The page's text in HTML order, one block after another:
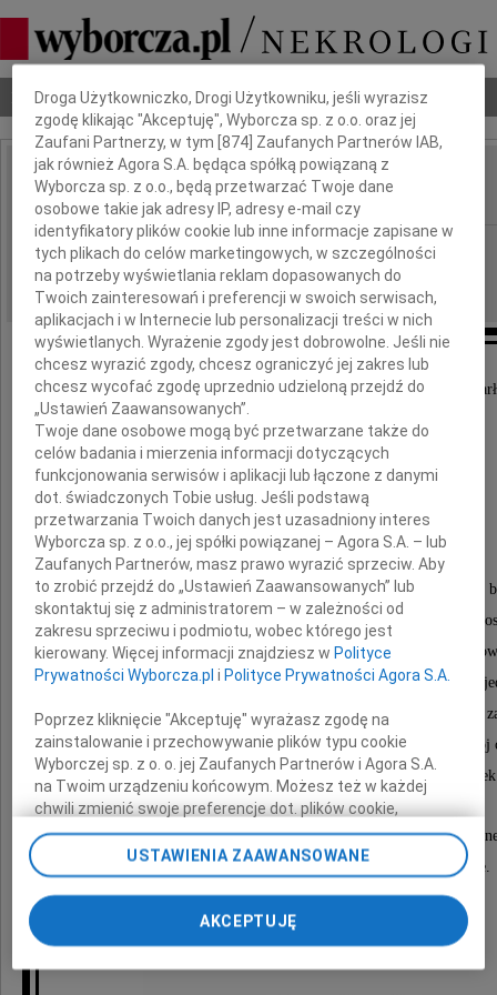
Nekrologi Odeszli Poradnik pogrzebowy
IMIĘ I NAZWISKO: Stanisław Jarząbek
REGION: Katowice
DATA EMISJI: 02.01.2024
W dniu 28 grudnia 2023 r. w wieku 86 lat zmarł
Stanisław Jarząbek
mąż, ojciec, szwagier, wujek.
Zmarł Człowiek mądry, bardzo kochany przez swoich
Szanowany przez całą rodzinę i przyjaciół, a także
z którymi łączyła go misja społeczna lub
Poprzez swoją życzliwość, prawość i uczciwość posiadał dar
Człowiek o ogromnej wiedzy i o wybitnych osiągnięciach
zawsze był skromnym Staszkiem, Stasiem - taki "swój
któremu wszyscy winni jesteśmy wielki
Przez wiele lat pracował w służbie
był Ambasadorem w Peru, Boliwii i na Kubie.
Dbamy o Twoją prywatność
Droga Użytkowniczko, Drogi Użytkowniku, jeśli wyrazisz
zgodę klikając "Akceptuję", Wyborcza sp. z o.o. oraz jej
Zaufani Partnerzy, w tym [874 ] Zaufanych Partnerów IAB,
jak również Agora S.A. będąca spółką powiązaną z
Wyborcza sp. z o.o., będą przetwarzać Twoje dane
osobowe takie jak adresy IP, adresy e-mail czy
identyfikatory plików cookie lub inne informacje zapisane w
tych plikach do celów marketingowych, w szczególności
na potrzeby wyświetlania reklam dopasowanych do
Twoich zainteresowań i preferencji w swoich serwisach,
aplikacjach i w Internecie lub personalizacji treści w nich
wyświetlanych. Wyrażenie zgody jest dobrowolne. Jeśli nie
chcesz wyrazić zgody, chcesz ograniczyć jej zakres lub
chcesz wycofać zgodę uprzednio udzieloną przejdź do
„Ustawień Zaawansowanych”.
Twoje dane osobowe mogą być przetwarzane także do
celów badania i mierzenia informacji dotyczących
funkcjonowania serwisów i aplikacji lub łączone z danymi
dot. świadczonych Tobie usług. Jeśli podstawą
przetwarzania Twoich danych jest uzasadniony interes
Wyborcza sp. z o.o., jej spółki powiązanej – Agora S.A. – lub
Zaufanych Partnerów, masz prawo wyrazić sprzeciw. Aby
to zrobić przejdź do „Ustawień Zaawansowanych” lub
skontaktuj się z administratorem – w zależności od
zakresu sprzeciwu i podmiotu, wobec którego jest
kierowany. Więcej informacji znajdziesz w Polityce
Prywatności Wyborcza.pl i Polityce Prywatności Agora S.A.
Poprzez kliknięcie "Akceptuję" wyrażasz zgodę na
zainstalowanie i przechowywanie plików typu cookie
Wyborczej sp. z o. o. jej Zaufanych Partnerów i Agora S.A.
na Twoim urządzeniu końcowym. Możesz też w każdej
chwili zmienić swoje preferencje dot. plików cookie,
ponownie wywołując narzędzie do zarządzania Twoimi
preferencjami dot. przetwarzania danych poprzez
odnośnik „Ustawienia prywatności” w stopce serwisu i
przechodząc do sekcji „Ustawienia zaawansowane”.
Zmiana ustawień plików cookie możliwa jest także za
pomocą ustawień przeglądarki.
USTAWIENIA ZAAWANSOWANE
AKCEPTUJĘ